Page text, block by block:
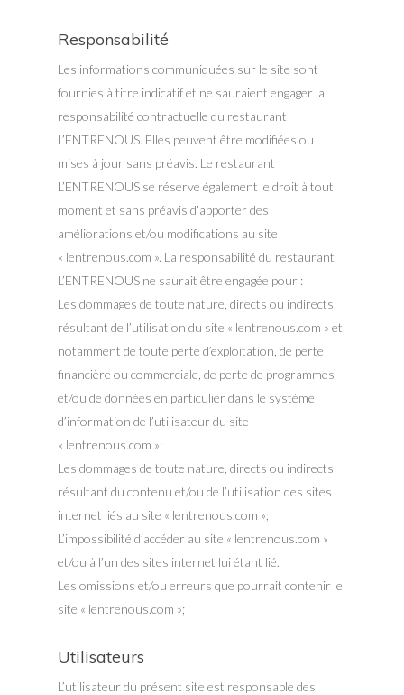
Responsabilité
Les informations communiquées sur le site sont
fournies à titre indicatif et ne sauraient engager la
responsabilité contractuelle du restaurant
L’ENTRENOUS. Elles peuvent être modifiées ou
mises à jour sans préavis. Le restaurant
L’ENTRENOUS se réserve également le droit à tout
moment et sans préavis d’apporter des
améliorations et/ou modifications au site
« lentrenous.com ». La responsabilité du restaurant
L’ENTRENOUS ne saurait être engagée pour :
Les dommages de toute nature, directs ou indirects,
résultant de l’utilisation du site « lentrenous.com » et
notamment de toute perte d’exploitation, de perte
financière ou commerciale, de perte de programmes
et/ou de données en particulier dans le système
d’information de l’utilisateur du site
« lentrenous.com »;
Les dommages de toute nature, directs ou indirects
résultant du contenu et/ou de l’utilisation des sites
internet liés au site « lentrenous.com »;
L’impossibilité d’accéder au site « lentrenous.com »
et/ou à l’un des sites internet lui étant lié.
Les omissions et/ou erreurs que pourrait contenir le
site « lentrenous.com »;
Utilisateurs
L’utilisateur du présent site est responsable des